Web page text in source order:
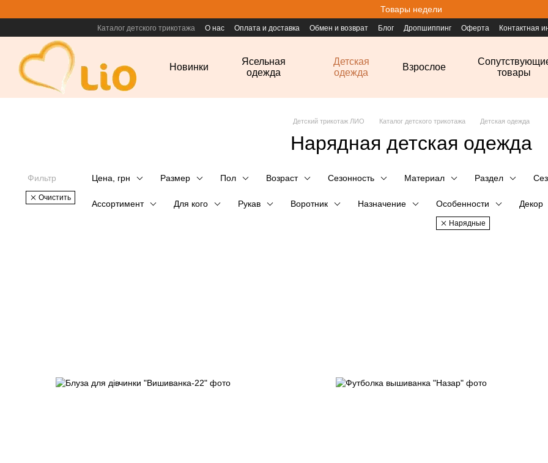
Товары недели
Каталог детского трикотажа О нас Оплата и доставка Обмен и возврат Блог Дропшиппинг Оферта Контактная
Новинки
Ясельная
одежда
Детская
одежда
Взрослое
товары
Детский трикотаж ЛИО Каталог детского трикотажа Детская одежда
Нарядная детская одежда
Фильтр
Очистить
Цена, грн Размер Пол Возраст Сезонность Материал Раздел
Ассортимент Для кого Рукав Воротник Назначение Особенности
Нарядные
Декор